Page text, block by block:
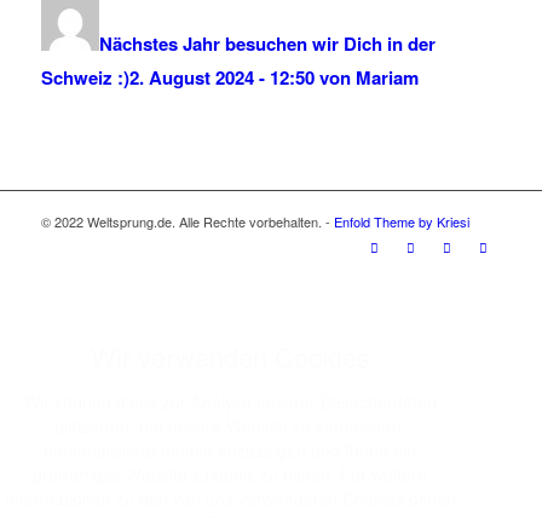
Nächstes Jahr besuchen wir Dich in der
Schweiz :)2. August 2024 - 12:50 von Mariam
© 2022 Weltsprung.de. Alle Rechte vorbehalten. - Enfold Theme by Kriesi